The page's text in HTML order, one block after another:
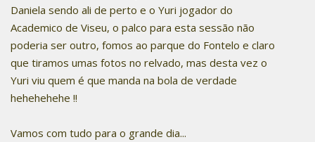
Daniela sendo ali de perto e o Yuri jogador do
Academico de Viseu, o palco para esta sessão não
poderia ser outro, fomos ao parque do Fontelo e claro
que tiramos umas fotos no relvado, mas desta vez o
Yuri viu quem é que manda na bola de verdade
hehehehehe !!
Vamos com tudo para o grande dia...